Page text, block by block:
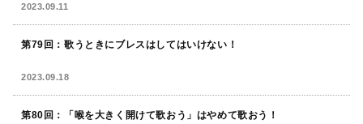
2023.09.11
第79回：歌うときにブレスはしてはいけない！
2023.09.18
第80回：「喉を大きく開けて歌おう」はやめて歌おう！